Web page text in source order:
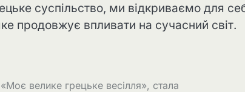
суспільство, ми відкриваємо для
продовжує впливати на сучасний світ.
велике грецьке весілля», стала